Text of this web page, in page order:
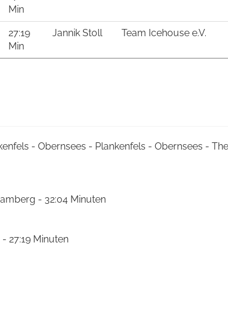
Min
27:19
Min
Jannik Stoll Team Icehouse e.V.
- Obernsees - Plankenfels - Obernsees -
- 32:04 Minuten
27:19 Minuten